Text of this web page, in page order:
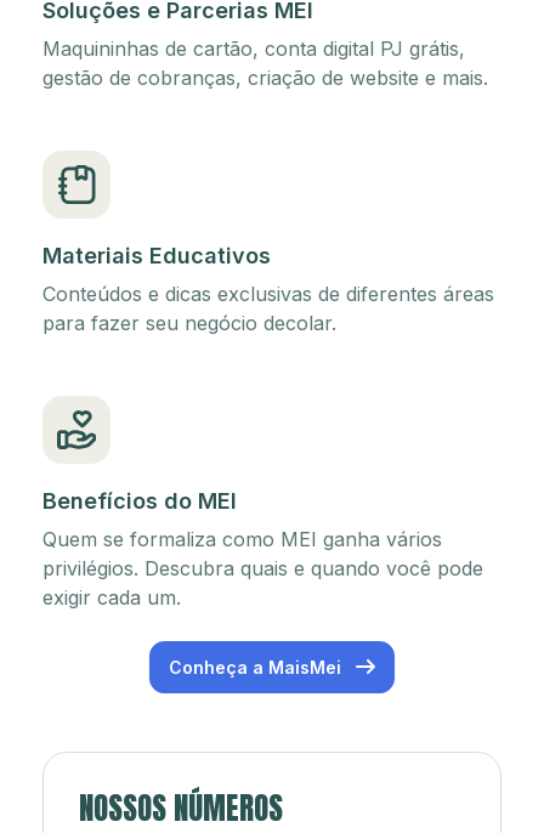
Soluções e Parcerias MEI
Maquininhas de cartão, conta digital PJ grátis,
gestão de cobranças, criação de website e mais.
Materiais Educativos
Conteúdos e dicas exclusivas de diferentes áreas
para fazer seu negócio decolar.
Benefícios do MEI
Quem se formaliza como MEI ganha vários
privilégios. Descubra quais e quando você pode
exigir cada um.
Conheça a MaisMei
NOSSOS NÚMEROS